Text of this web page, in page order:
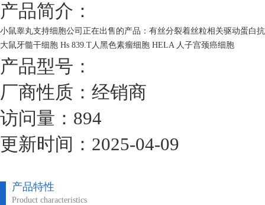
产品简介：
小鼠睾丸支持细胞公司正在出售的产品：有丝分裂着丝粒相关驱动蛋白
大鼠牙髓干细胞 Hs 839.T人黑色素瘤细胞 HELA 人子宫颈癌细胞
产品型号：
厂商性质：经销商
访问量：894
更新时间：2025-04-09
产品特性
Product characteristics